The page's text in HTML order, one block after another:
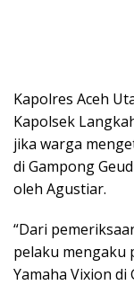
Kapolres Aceh
Kapolsek
jika warga
di Gampong
oleh Agustiar.
“Dari
pelaku mengaku
Yamaha Vixion